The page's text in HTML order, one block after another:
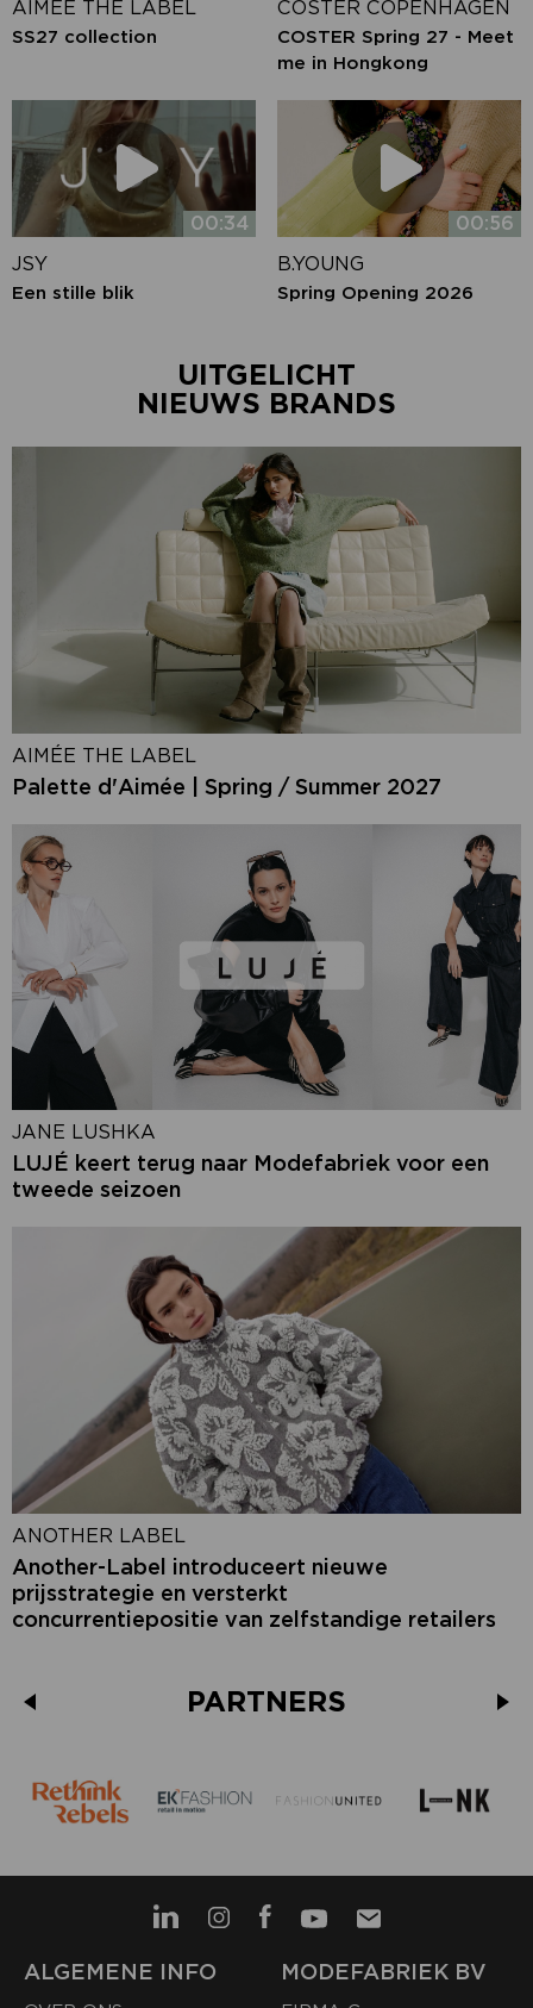
AIMÉE THE LABEL
SS27 collection
COSTER COPENHAGEN
COSTER Spring 27 - Meet
me in Hongkong
00:34
JSY
Een stille blik
00:56
B.YOUNG
Spring Opening 2026
UITGELICHT
NIEUWS BRANDS
AIMÉE THE LABEL
Palette d'Aimée | Spring / Summer 2027
JANE LUSHKA
LUJÉ keert terug naar Modefabriek voor een
tweede seizoen
ANOTHER LABEL
Another-Label introduceert nieuwe
prijsstrategie en versterkt
concurrentiepositie van zelfstandige retailers
PARTNERS
ALGEMENE INFO MODEFABRIEK BV